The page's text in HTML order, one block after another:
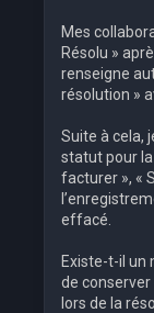
Mes
Résolu »
renseigne
résolution »
Suite à cela,
statut pour
facturer », «
effacé.
Existe-t-il
de conserver
lors de la